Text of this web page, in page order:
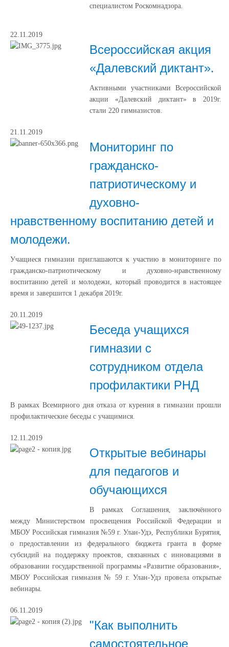
специалистом Роскомнадзора.
22.11.2019
Всероссийская акция
«Далевский диктант».
Активными участниками Всероссийской
акции «Далевский диктант» в 2019г.
стали 220 гимназистов.
21.11.2019
Мониторинг по
гражданско-
патриотическому и
духовно-
нравственному воспитанию детей и
молодежи.
Учащиеся гимназии приглашаются к участию в мониторинге по
гражданско-патриотическому и духовно-нравственному
воспитанию детей и молодежи, который проводится в настоящее
время и завершится 1 декабря 2019г.
20.11.2019
Беседа учащихся
гимназии с
сотрудником отдела
профилактики РНД
В рамках Всемирного дня отказа от курения в гимназии прошли
профилактические беседы с учащимися.
12.11.2019
Открытые вебинары
для педагогов и
обучающихся
В рамках Соглашения, заключённого
между Министерством просвещения Российской Федерации и
МБОУ Российская гимназия №59 г. Улан-Удэ, Республики Бурятия,
о предоставлении из федерального бюджета гранта в форме
субсидий на поддержку проектов, связанных с инновациями в
образовании государственной программы «Развитие образования»,
МБОУ Российская гимназия № 59 г. Улан-Удэ провела открытые
вебинары.
06.11.2019
"Как выполнить
самостоятельное